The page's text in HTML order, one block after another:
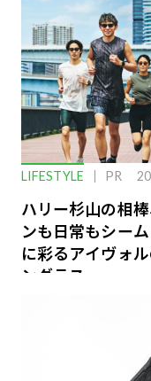
ーケアとは
LIFESTYLE PR
ハリー杉山の相
ンも日常もシー
に彩るアイヴォ
ングラス